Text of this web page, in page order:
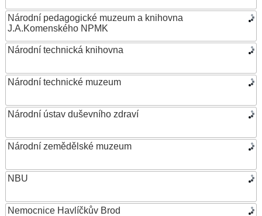
Národní pedagogické muzeum a knihovna
J.A.Komenského NPMK
Národní technická knihovna
Národní technické muzeum
Národní ústav duševního zdraví
Národní zemědělské muzeum
NBU
Nemocnice Havlíčkův Brod